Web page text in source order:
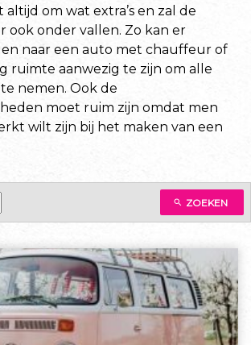
om wat extra’s en zal de
ook onder vallen. Zo kan er
naar een auto met chauffeur of
ruimte aanwezig te zijn om alle
nemen. Ook de
moet ruim zijn omdat men
wilt zijn bij het maken van een
search ZOEKEN